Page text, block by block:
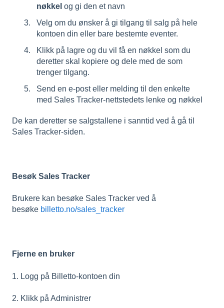
nøkkel og gi den et navn
Velg om du ønsker å gi tilgang til salg på hele
kontoen din eller bare bestemte eventer.
Klikk på lagre og du vil få en nøkkel som du
deretter skal kopiere og dele med de som
trenger tilgang.
Send en e-post eller melding til den enkelte
med Sales Tracker-nettstedets lenke og nøkkel
De kan deretter se salgstallene i sanntid ved å gå til
Sales Tracker-siden.
Besøk Sales Tracker
Brukere kan besøke Sales Tracker ved å
besøke billetto.no/sales_tracker
Fjerne en bruker
1. Logg på Billetto-kontoen din
2. Klikk på Administrer